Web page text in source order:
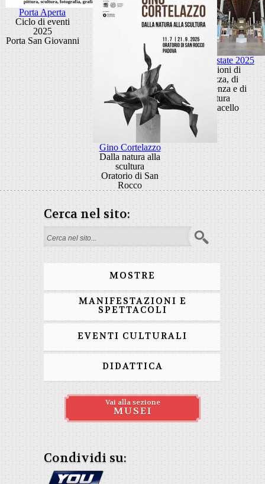
Porta Aperta
Ciclo di eventi
2025
Porta San Giovanni
Padova Estate 2025
Occasioni di
bellezza, di
conoscenza e di
cultura
Ex Macello
Gino Cortelazzo
Dalla natura alla
scultura
Oratorio di San
Rocco
Cerca nel sito:
Search form
MOSTRE
MANIFESTAZIONI E
SPETTACOLI
EVENTI CULTURALI
DIDATTICA
Vai alla sezione
MUSEI
Condividi su: